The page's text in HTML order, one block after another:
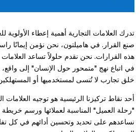
تدرك العلامات التجارية أهمية إعطاء
صنع القرار. في هاميلتون، نحن نؤمن إيمانًا
هذه القرارات. نحن نقدم حلولاً تساعد العلامات
في اتباع نهج "متمحور حول الإنسان" إلى واقع،
خلق تجارب لا تُنسى لمستخدميها أو
أحد نقاط تركيزنا الرئيسية هو توجيه العلامات
"رحلة العميل" المناسبة لعملائها ورسم خريطة
نساعدهم على تحديد وتحسين أدائهم في كل